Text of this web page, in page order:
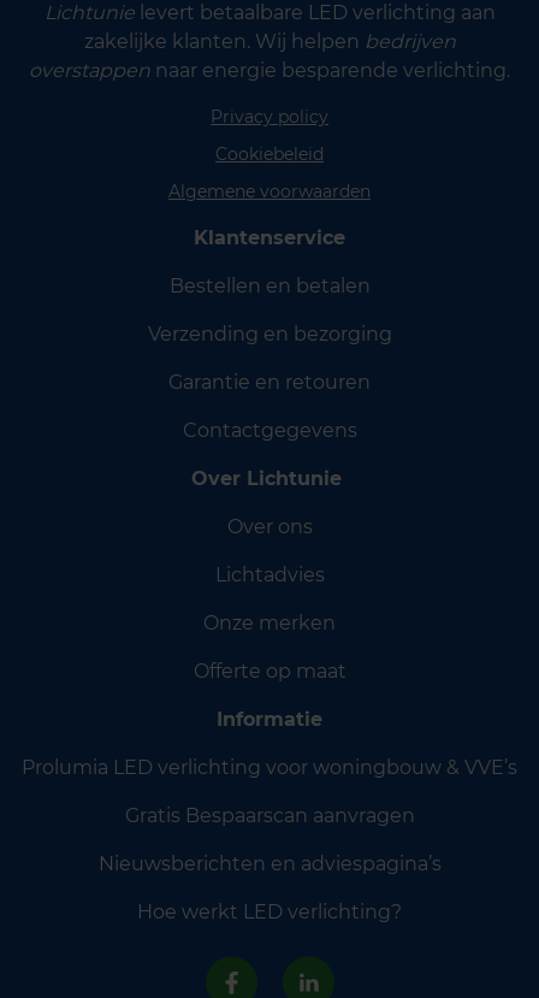
Lichtunielevert betaalbare LED verlichting aan
zakelijke klanten. Wij helpen bedrijven
overstappen naar energie besparende verlichting.
Privacy policy
Cookiebeleid
Algemene voorwaarden
Klantenservice
Bestellen en betalen
Verzending en bezorging
Garantie en retouren
Contactgegevens
Over Lichtunie
Over ons
Lichtadvies
Onze merken
Offerte op maat
Informatie
Prolumia LED verlichting voor woningbouw & VVE’s
Gratis Bespaarscan aanvragen
Nieuwsberichten en adviespagina’s
Hoe werkt LED verlichting?